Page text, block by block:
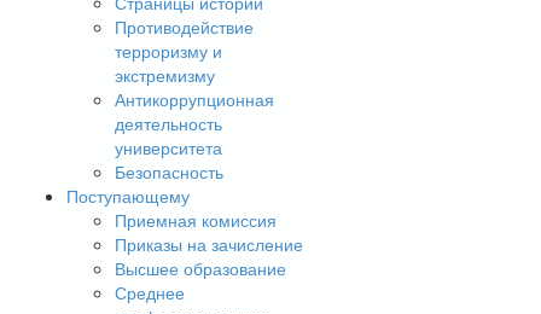
Противодействие
терроризму и
экстремизму
Антикоррупционная
деятельность
университета
Безопасность
Поступающему
Приемная комиссия
Приказы на зачисление
Высшее образование
Среднее